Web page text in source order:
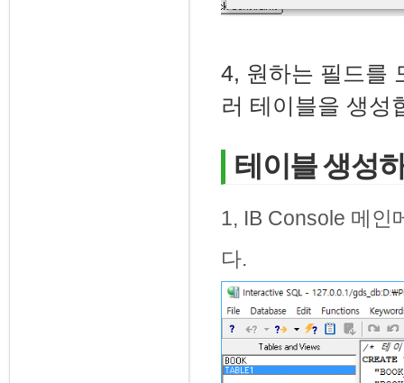
4, 원하는 필드를
러 테이블을 생성
테이블 생성
1, IB Console 메인
다.